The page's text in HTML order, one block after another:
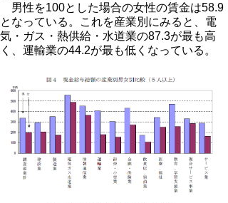
男性を100とした場合の女性の賃金は58.9
となっている。これを産業別にみると、電
気・ガス・熱供給・水道業の87.3が最も高
く、運輸業の44.2が最も低くなっている。